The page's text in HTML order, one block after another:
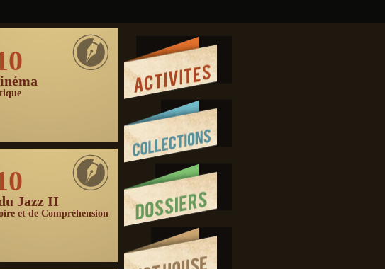
Jazz II
et de Compréhension